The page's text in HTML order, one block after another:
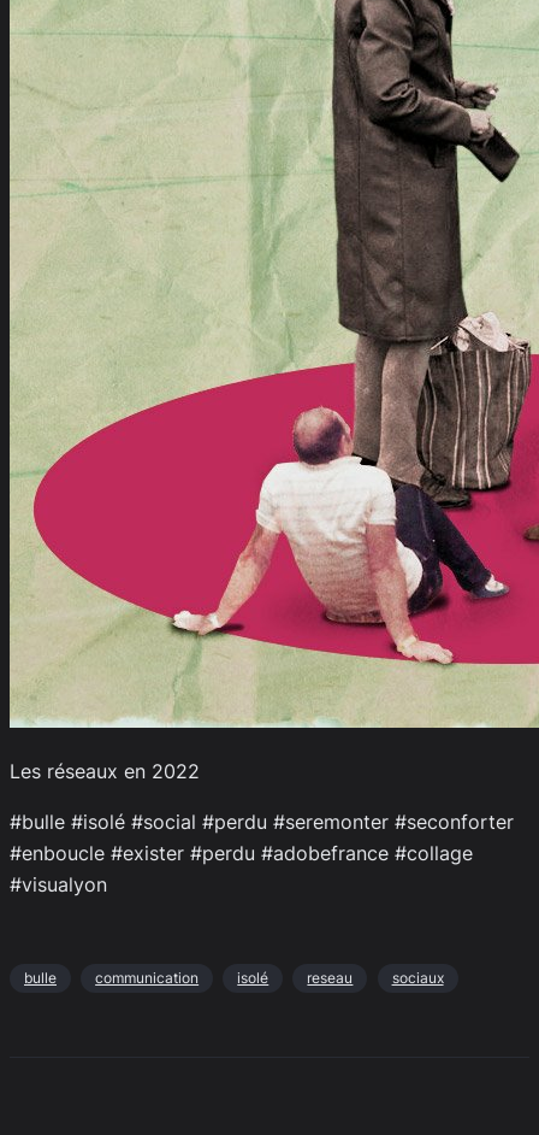
Les réseaux en 2022
#bulle #isolé #social #perdu #seremonter #seconforter
#enboucle #exister #perdu #adobefrance #collage
#visualyon
bulle communication isolé reseau sociaux